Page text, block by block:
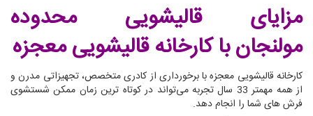
مزایای قالیشویی محدوده
مولنجانبا کارخانه قالیشویی معجزه
کارخانه قالیشویی معجزه با برخورداری از کادری متخصص، تجهیزاتی مدرن و
از همه مهمتر 33 سال تجربه می‌تواند در کوتاه ترین زمان ممکن شستشوی
فرش های شما را انجام دهد.